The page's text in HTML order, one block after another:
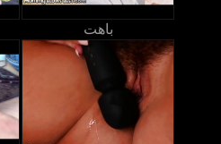
باهت